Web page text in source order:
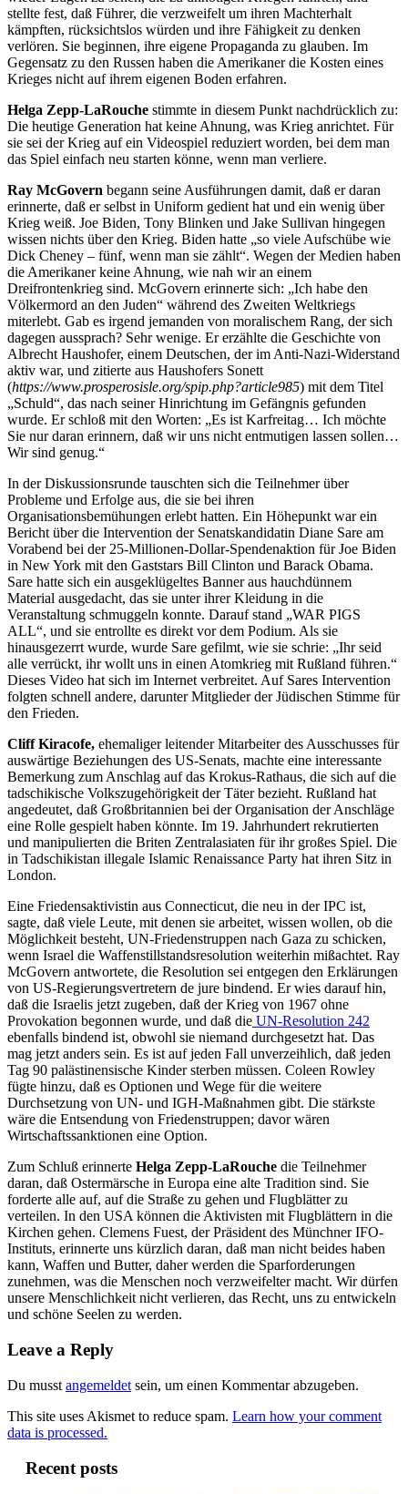
stellte fest, daß Führer, die verzweifelt um ihren Machterhalt
kämpften, rücksichtslos würden und ihre Fähigkeit zu denken
verlören. Sie beginnen, ihre eigene Propaganda zu glauben. Im
Gegensatz zu den Russen haben die Amerikaner die Kosten eines
Krieges nicht auf ihrem eigenen Boden erfahren.
Helga Zepp-LaRouche stimmte in diesem Punkt nachdrücklich zu:
Die heutige Generation hat keine Ahnung, was Krieg anrichtet. Für
sie sei der Krieg auf ein Videospiel reduziert worden, bei dem man
das Spiel einfach neu starten könne, wenn man verliere.
Ray McGovern begann seine Ausführungen damit, daß er daran
erinnerte, daß er selbst in Uniform gedient hat und ein wenig über
Krieg weiß. Joe Biden, Tony Blinken und Jake Sullivan hingegen
wissen nichts über den Krieg. Biden hatte „so viele Aufschübe wie
Dick Cheney – fünf, wenn man sie zählt“. Wegen der Medien haben
die Amerikaner keine Ahnung, wie nah wir an einem
Dreifrontenkrieg sind. McGovern erinnerte sich: „Ich habe den
Völkermord an den Juden“ während des Zweiten Weltkriegs
miterlebt. Gab es irgend jemanden von moralischem Rang, der sich
dagegen aussprach? Sehr wenige. Er erzählte die Geschichte von
Albrecht Haushofer, einem Deutschen, der im Anti-Nazi-Widerstand
aktiv war, und zitierte aus Haushofers Sonett
(https://www.prosperosisle.org/spip.php?article985) mit dem Titel
„Schuld“, das nach seiner Hinrichtung im Gefängnis gefunden
wurde. Er schloß mit den Worten: „Es ist Karfreitag… Ich möchte
Sie nur daran erinnern, daß wir uns nicht entmutigen lassen sollen…
Wir sind genug.“
In der Diskussionsrunde tauschten sich die Teilnehmer über
Probleme und Erfolge aus, die sie bei ihren
Organisationsbemühungen erlebt hatten. Ein Höhepunkt war ein
Bericht über die Intervention der Senatskandidatin Diane Sare am
Vorabend bei der 25-Millionen-Dollar-Spendenaktion für Joe Biden
in New York mit den Gaststars Bill Clinton und Barack Obama.
Sare hatte sich ein ausgeklügeltes Banner aus hauchdünnem
Material ausgedacht, das sie unter ihrer Kleidung in die
Veranstaltung schmuggeln konnte. Darauf stand „WAR PIGS
ALL“, und sie entrollte es direkt vor dem Podium. Als sie
hinausgezerrt wurde, wurde Sare gefilmt, wie sie schrie: „Ihr seid
alle verrückt, ihr wollt uns in einen Atomkrieg mit Rußland führen.“
Dieses Video hat sich im Internet verbreitet. Auf Sares Intervention
folgten schnell andere, darunter Mitglieder der Jüdischen Stimme für
den Frieden.
Cliff Kiracofe, ehemaliger leitender Mitarbeiter des Ausschusses für
auswärtige Beziehungen des US-Senats, machte eine interessante
Bemerkung zum Anschlag auf das Krokus-Rathaus, die sich auf die
tadschikische Volkszugehörigkeit der Täter bezieht. Rußland hat
angedeutet, daß Großbritannien bei der Organisation der Anschläge
eine Rolle gespielt haben könnte. Im 19. Jahrhundert rekrutierten
und manipulierten die Briten Zentralasiaten für ihr großes Spiel. Die
in Tadschikistan illegale Islamic Renaissance Party hat ihren Sitz in
London.
Eine Friedensaktivistin aus Connecticut, die neu in der IPC ist,
sagte, daß viele Leute, mit denen sie arbeitet, wissen wollen, ob die
Möglichkeit besteht, UN-Friedenstruppen nach Gaza zu schicken,
wenn Israel die Waffenstillstandsresolution weiterhin mißachtet. Ray
McGovern antwortete, die Resolution sei entgegen den Erklärungen
von US-Regierungsvertretern de jure bindend. Er wies darauf hin,
daß die Israelis jetzt zugeben, daß der Krieg von 1967 ohne
Provokation begonnen wurde, und daß die UN-Resolution 242
ebenfalls bindend ist, obwohl sie niemand durchgesetzt hat. Das
mag jetzt anders sein. Es ist auf jeden Fall unverzeihlich, daß jeden
Tag 90 palästinensische Kinder sterben müssen. Coleen Rowley
fügte hinzu, daß es Optionen und Wege für die weitere
Durchsetzung von UN- und IGH-Maßnahmen gibt. Die stärkste
wäre die Entsendung von Friedenstruppen; davor wären
Wirtschaftssanktionen eine Option.
Zum Schluß erinnerte Helga Zepp-LaRouche die Teilnehmer
daran, daß Ostermärsche in Europa eine alte Tradition sind. Sie
forderte alle auf, auf die Straße zu gehen und Flugblätter zu
verteilen. In den USA können die Aktivisten mit Flugblättern in die
Kirchen gehen. Clemens Fuest, der Präsident des Münchner IFO-
Instituts, erinnerte uns kürzlich daran, daß man nicht beides haben
kann, Waffen und Butter, daher werden die Sparforderungen
zunehmen, was die Menschen noch verzweifelter macht. Wir dürfen
unsere Menschlichkeit nicht verlieren, das Recht, uns zu entwickeln
und schöne Seelen zu werden.
Leave a Reply
Du musst angemeldet sein, um einen Kommentar abzugeben.
This site uses Akismet to reduce spam. Learn how your comment
data is processed.
Recent posts